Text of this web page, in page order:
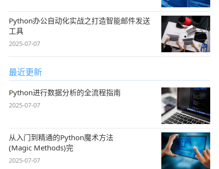
Python办公自动化实战之打造智能邮件发送
工具
2025-07-07
最近更新
Python进行数据分析的全流程指南
2025-07-07
从入门到精通的Python魔术方法
(Magic Methods)完
2025-07-07